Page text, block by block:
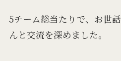
5チーム総当たりで、お世
んと交流を深めました。